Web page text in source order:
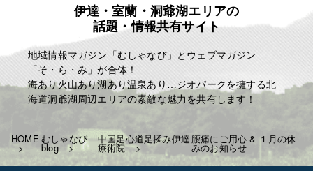
伊達・室蘭・洞爺湖エリアの
話題・情報共有サイト
地域情報マガジン「むしゃなび」とウェブマガジン
「そ・ら・み」が合体！
海あり火山あり湖あり温泉あり…ジオパークを擁する北
海道洞爺湖周辺エリアの素敵な魅力を共有します！
HOME むしゃなび
blog
中国足心道足揉み伊達
療術院
腰痛にご用心 & １月の休
みのお知らせ